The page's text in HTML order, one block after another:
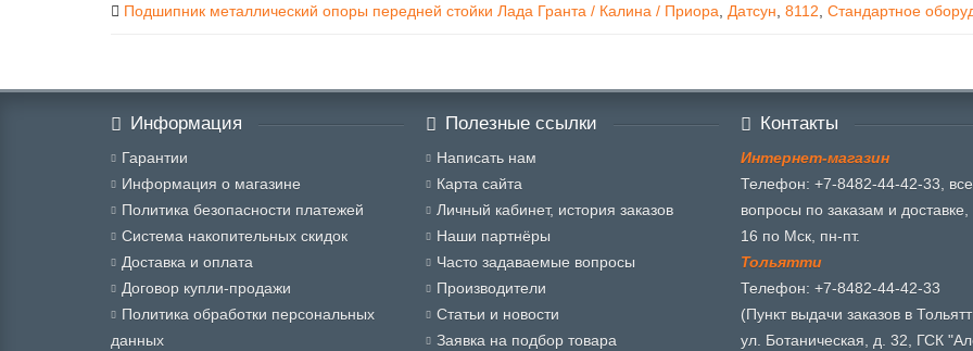
Подшипник металлический опоры передней стойки Лада Гранта / Калина / Приора, Датсун, 8112, Стандартное
Информация
Гарантии
Информация о магазине
Политика безопасности платежей
Система накопительных скидок
Доставка и оплата
Договор купли-продажи
Политика обработки персональных
данных
Полезные ссылки
Написать нам
Карта сайта
Личный кабинет, история заказов
Наши партнёры
Часто задаваемые вопросы
Производители
Статьи и новости
Заявка на подбор товара
Контакты
Интернет-магазин
Телефон: +7-8482-44-42-33, все
вопросы по заказам и
16 по Мск, пн-пт.
Тольятти
Телефон: +7-8482-44-42-33
(Пункт выдачи заказов в
ул. Ботаническая, д. 32, ГСК